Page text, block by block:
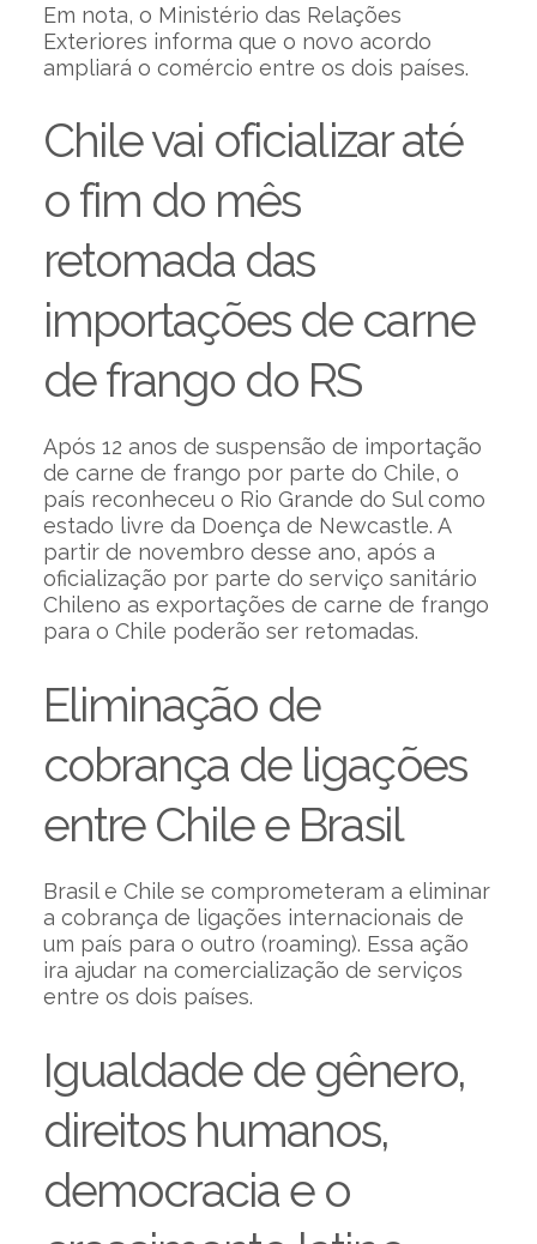
Em nota, o Ministério das Relações
Exteriores informa que o novo acordo
ampliará o comércio entre os dois países.
Chile vai oficializar até
o fim do mês
retomada das
importações de carne
de frango do RS
Após 12 anos de suspensão de importação
de carne de frango por parte do Chile, o
país reconheceu o Rio Grande do Sul como
estado livre da Doença de Newcastle. A
partir de novembro desse ano, após a
oficialização por parte do serviço sanitário
Chileno as exportações de carne de frango
para o Chile poderão ser retomadas.
Eliminação de
cobrança de ligações
entre Chile e Brasil
Brasil e Chile se comprometeram a eliminar
a cobrança de ligações internacionais de
um país para o outro (roaming). Essa ação
ira ajudar na comercialização de serviços
entre os dois países.
Igualdade de gênero,
direitos humanos,
democracia e o